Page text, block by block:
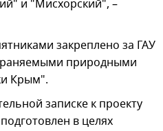
и "Мисхорский", –
закреплено за ГАУ
природными
Крым".
записке к проекту
в целях